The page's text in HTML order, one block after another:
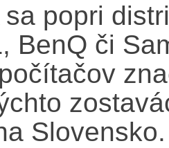
sa popri
BenQ či